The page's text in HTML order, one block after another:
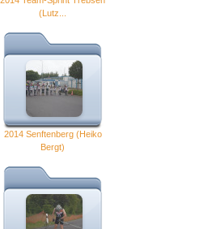
(Lutz...
2014 Senftenberg (Heiko
Bergt)